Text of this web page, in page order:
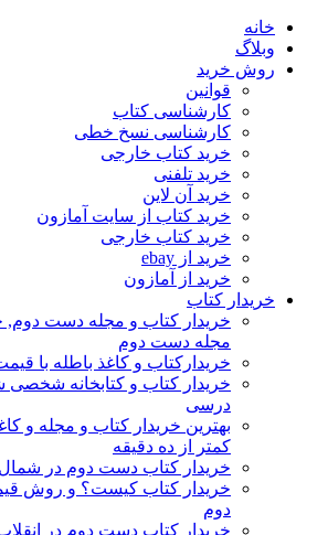
خانه
وبلاگ
روش خرید
قوانین
کارشناسی کتاب
کارشناسی نسخ خطی
خرید کتاب خارجی
خرید تلفنی
خرید آن لاین
خرید کتاب از سایت آمازون
خرید کتاب خارجی
خرید از ebay
خرید از آمازون
خریدار کتاب
خریدار کتاب و مجله دست
مجله دست دوم
خریدارکتاب و کاغذ باطله با
خریدار کتاب و کتابخانه شخصی
درسی
بهترین خریدار کتاب و مجله و
کمتر از ده دقیقه
خریدار کتاب دست دوم در شمال
خریدار کتاب کیست؟ و روش
دوم
خریدار کتاب دست دوم در